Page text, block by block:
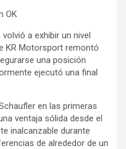
OK
a exhibir un nivel
KR Motorsport remontó
una posición
ejecutó una final
en las primeras
ventaja sólida desde el
inalcanzable durante
de alrededor de un